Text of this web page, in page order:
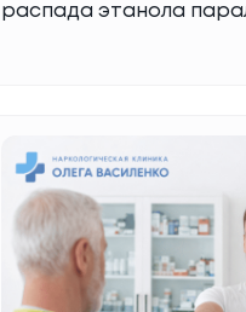
распада этанола
дают результата,
истощен и не
усвоению веществ.
Василенко применяет
терапию для вывода из
единственный метод